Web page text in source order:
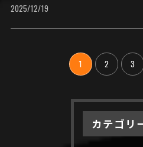
2025/12/19
1 2 3
カテゴリ